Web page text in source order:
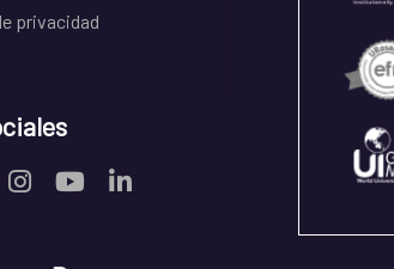
privacidad